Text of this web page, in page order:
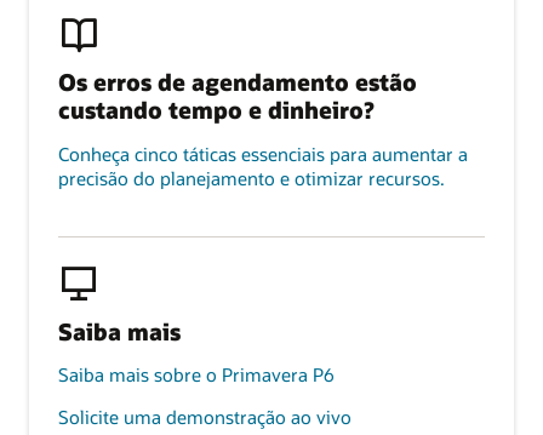
Os erros de agendamento estão
custando tempo e dinheiro?
Conheça cinco táticas essenciais para aumentar a
precisão do planejamento e otimizar recursos.
Saiba mais
Saiba mais sobre o Primavera P6
Solicite uma demonstração ao vivo